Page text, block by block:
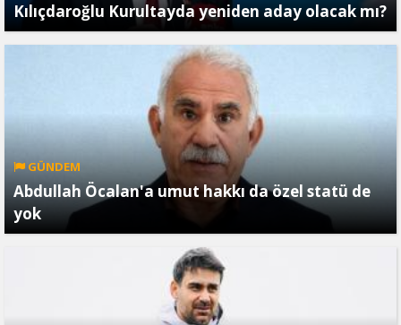
Kılıçdaroğlu Kurultayda yeniden aday olacak mı?
GÜNDEM
Abdullah Öcalan'a umut hakkı da özel statü de
yok